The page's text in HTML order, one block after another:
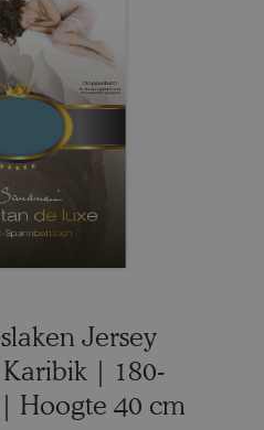
Jersey
Karibik | 180-
Hoogte 40 cm